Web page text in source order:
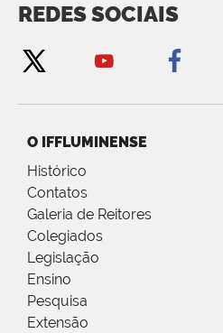
REDES SOCIAIS
O IFFLUMINENSE
Histórico
Contatos
Galeria de Reitores
Colegiados
Legislação
Ensino
Pesquisa
Extensão